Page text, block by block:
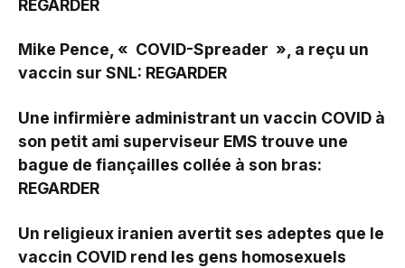
REGARDER
Mike Pence, « COVID-Spreader », a reçu un
vaccin sur SNL: REGARDER
Une infirmière administrant un vaccin COVID à
son petit ami superviseur EMS trouve une
bague de fiançailles collée à son bras:
REGARDER
Un religieux iranien avertit ses adeptes que le
vaccin COVID rend les gens homosexuels